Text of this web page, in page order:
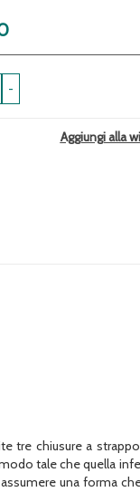
-
Aggiungi alla
tre chiusure a
tale che quella
una forma